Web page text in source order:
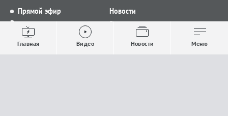
Прямой эфир
Видео
Выпуски новостей
Проекты
Новости
Все новости
Общество
Строительство и ЖКХ
Главная Видео Новости Меню